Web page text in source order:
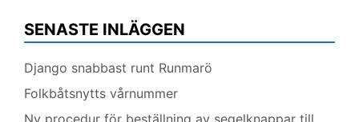
SENASTE INLÄGGEN
Django snabbast runt Runmarö
Folkbåtsnytts vårnummer